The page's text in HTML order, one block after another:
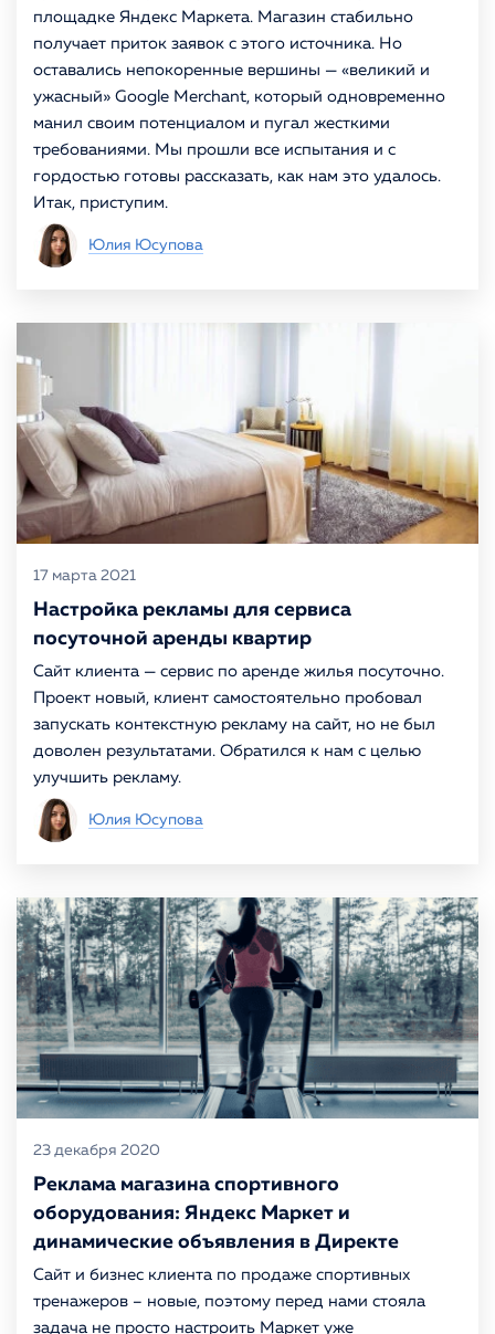
площадке Яндекс Маркета. Магазин стабильно
получает приток заявок с этого источника. Но
оставались непокоренные вершины — «великий и
ужасный» Google Merchant, который одновременно
манил своим потенциалом и пугал жесткими
требованиями. Мы прошли все испытания и с
гордостью готовы рассказать, как нам это удалось.
Итак, приступим.
Юлия Юсупова
17 марта 2021
Настройка рекламы для сервиса
посуточной аренды квартир
Сайт клиента — сервис по аренде жилья посуточно.
Проект новый, клиент самостоятельно пробовал
запускать контекстную рекламу на сайт, но не был
доволен результатами. Обратился к нам с целью
улучшить рекламу.
Юлия Юсупова
23 декабря 2020
Реклама магазина спортивного
оборудования: Яндекс Маркет и
динамические объявления в Директе
Сайт и бизнес клиента по продаже спортивных
тренажеров – новые, поэтому перед нами стояла
задача не просто настроить Маркет уже